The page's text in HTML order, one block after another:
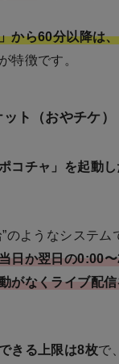
から60分以降は
特徴です。
ト（おやチケ）
コチャ」を起動
のようなシステム
日か翌日の0:00
がなくライブ配
きる上限は8枚で